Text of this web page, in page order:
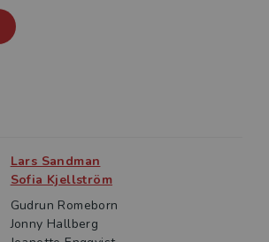
Lars Sandman
Sofia Kjellström
Gudrun Romeborn
Jonny Hallberg